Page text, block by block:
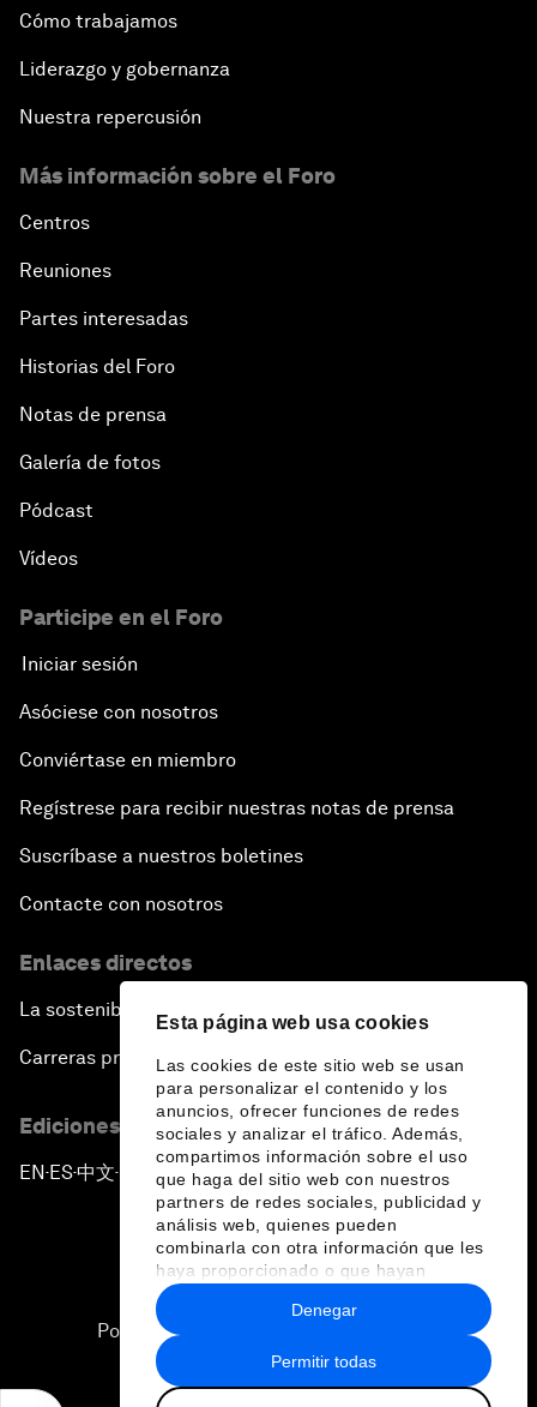
Esta página web usa cookies
Las cookies de este sitio web se usan
para personalizar el contenido y los
anuncios, ofrecer funciones de redes
sociales y analizar el tráfico. Además,
compartimos información sobre el uso
que haga del sitio web con nuestros
partners de redes sociales, publicidad y
análisis web, quienes pueden
combinarla con otra información que les
haya proporcionado o que hayan
recopilado a partir del uso que haya
hecho de sus servicios.
Permitir todas
Denegar
Cómo trabajamos
Liderazgo y gobernanza
Nuestra repercusión
Más información sobre el Foro
Centros
Reuniones
Partes interesadas
Historias del Foro
Notas de prensa
Galería de fotos
Pódcast
Vídeos
Participe en el Foro
Iniciar sesión
Asóciese con nosotros
Conviértase en miembro
Regístrese para recibir nuestras notas de prensa
Suscríbase a nuestros boletines
Contacte con nosotros
Enlaces directos
La sostenibilidad en el Foro
Carreras profesionales
Ediciones en otros idiomas
EN ▪ ES▪中文▪ 日本語
Política de privacidad y normas de uso